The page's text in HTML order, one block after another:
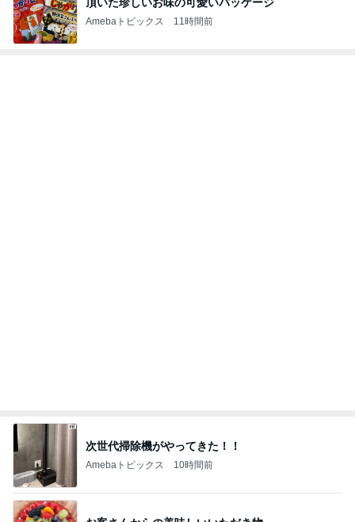
Amebaトピックス 11時間前
痛くならず大活躍の楽ちんサンダル